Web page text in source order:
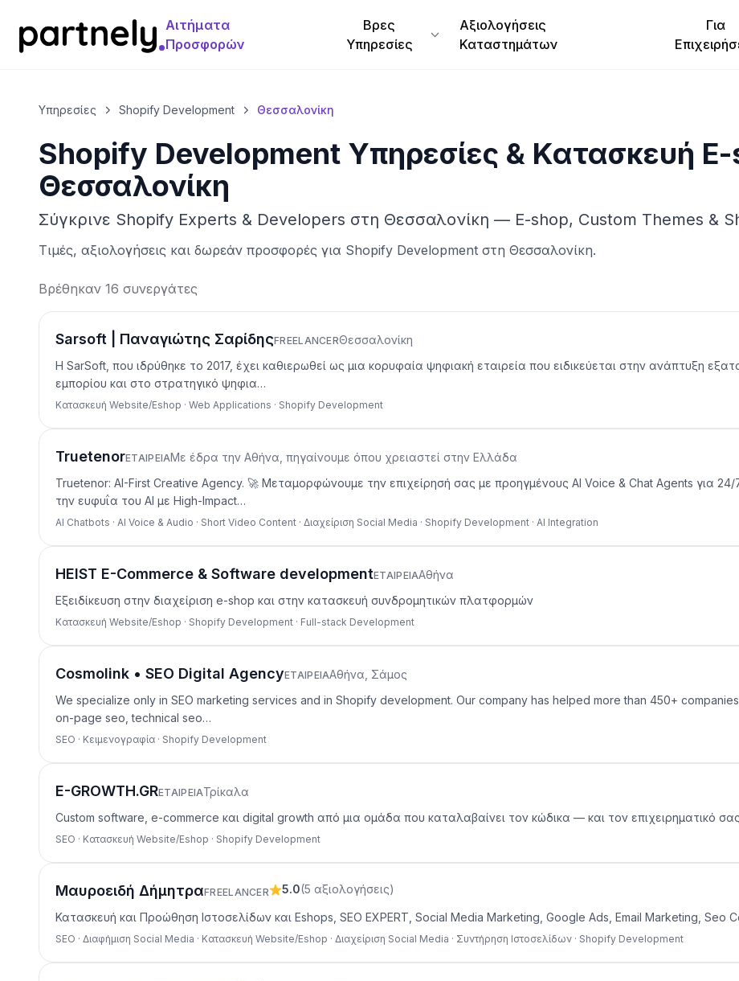
Αιτήματα
Προσφορών
Βρες
Υπηρεσίες
Αξιολογήσεις
Καταστημάτων
Για
Υπηρεσίες Shopify Development Θεσσαλονίκη
Shopify Development Υπηρεσίες & Κατασκευή
Θεσσαλονίκη
Σύγκρινε Shopify Experts & Developers στη Θεσσαλονίκη — E-shop, Custom Themes &
Τιμές, αξιολογήσεις και δωρεάν προσφορές για Shopify Development στη Θεσσαλονίκη.
Βρέθηκαν 16 συνεργάτες
Sarsoft | Παναγιώτης ΣαρίδηςFREELANCERΘεσσαλονίκη
Η SarSoft, που ιδρύθηκε το 2017, έχει καθιερωθεί ως μια κορυφαία ψηφιακή εταιρεία που ειδικεύεται στην ανάπτυξη
εμπορίου και στο στρατηγικό ψηφια…
Κατασκευή Website/Eshop · Web Applications · Shopify Development
TruetenorΕΤΑΙΡΕΊΑΜε έδρα την Αθήνα, πηγαίνουμε όπου χρειαστεί στην Ελλάδα
Truetenor: AI-First Creative Agency. 🚀 Μεταμορφώνουμε την επιχείρησή σας με προηγμένους AI Voice & Chat Agents για
την ευφυΐα του AI με High-Impact…
AI Chatbots · AI Voice & Audio · Short Video Content · Διαχείριση Social Media · Shopify Development · AI Integration
HEIST E-Commerce & Software developmentΕΤΑΙΡΕΊΑΑθήνα
Εξειδίκευση στην διαχείριση e-shop και στην κατασκευή συνδρομητικών πλατφορμών
Κατασκευή Website/Eshop · Shopify Development · Full-stack Development
Cosmolink • SEO Digital AgencyΕΤΑΙΡΕΊΑΑθήνα, Σάμος
We specialize only in SEO marketing services and in Shopify development. Our company has helped more than 450+
on-page seo, technical seo…
SEO · Κειμενογραφία · Shopify Development
E-GROWTH.GRΕΤΑΙΡΕΊΑΤρίκαλα
Custom software, e-commerce και digital growth από μια ομάδα που καταλαβαίνει τον κώδικα — και τον επιχειρηματικό
SEO · Κατασκευή Website/Eshop · Shopify Development
Μαυροειδή ΔήμητραFREELANCER 5.0(5 αξιολογήσεις)
Κατασκευή και Προώθηση Ιστοσελίδων και Eshops, SEO EXPERT, Social Media Marketing, Google Ads, Email Marketing, Seo
SEO · Διαφήμιση Social Media · Κατασκευή Website/Eshop · Διαχείριση Social Media · Συντήρηση Ιστοσελίδων · Shopify Development